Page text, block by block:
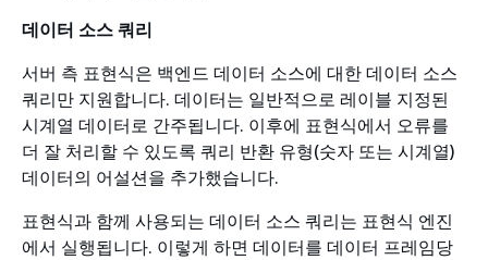
데이터 소스 쿼리
서버 측 표현식은 백엔드 데이터 소스에 대한 데이터 소스
쿼리만 지원합니다. 데이터는 일반적으로 레이블 지정된
시계열 데이터로 간주됩니다. 이후에 표현식에서 오류를
더 잘 처리할 수 있도록 쿼리 반환 유형(숫자 또는 시계열)
데이터의 어설션을 추가했습니다.
표현식과 함께 사용되는 데이터 소스 쿼리는 표현식 엔진
에서 실행됩니다. 이렇게 하면 데이터를 데이터 프레임당